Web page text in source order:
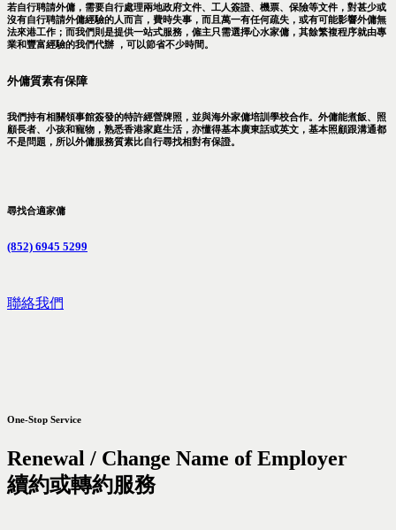
若自行聘請外傭，需要自行處理兩地政府文件、工人簽證、機票、保險等文件，對甚少或
沒有自行聘請外傭經驗的人而言，費時失事，而且萬一有任何疏失，或有可能影響外傭無
法來港工作；而我們則是提供一站式服務，僱主只需選擇心水家傭，其餘繁複程序就由專
業和豐富經驗的我們代辦 ，可以節省不少時間。
外傭質素有保障
我們持有相關領事館簽發的特許經營牌照，並與海外家傭培訓學校合作。外傭能煮飯、照
顧長者、小孩和寵物，熟悉香港家庭生活，亦懂得基本廣東話或英文，基本照顧跟溝通都
不是問題，所以外傭服務質素比自行尋找相對有保證。
尋找合適家傭
(852) 6945 5299
聯絡我們
One-Stop Service
Renewal / Change Name of Employer
續約或轉約服務